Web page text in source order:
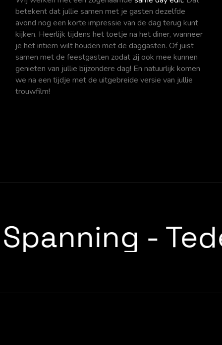
betekent dat jullie samen met je gasten dezelfde
avond nog een korte impressie van de dag terug kunt
kijken. Heerlijk tijdens het toetje na het diner, wanneer
je het intiem wilt houden met de daggasten. Of juist
samen met de feestgasten zodat zij ook mee kunnen
genieten van jullie bijzondere dag! En natuurlijk komen
we na een tijdje met de uitgebreide versie van jullie
trouwfilm!
Spanning-